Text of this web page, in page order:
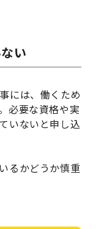
い
には、働くため
必要な資格や実
いないと申し込
るかどうか慎重